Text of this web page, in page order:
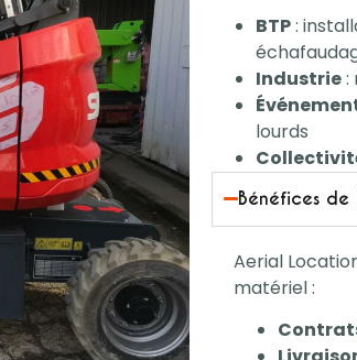
BTP:
Industrie:
lourds
Bénéfices
Aerial
matériel :